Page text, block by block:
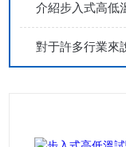
介紹步入式高低